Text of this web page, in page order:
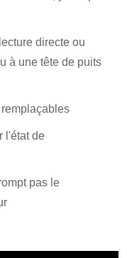
directe ou
à une tête de puits
l'état de
pas le